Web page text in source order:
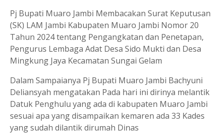
Pj Bupati Muaro Jambi Membacakan Surat Keputusan
(SK) LAM Jambi Kabupaten Muaro Jambi Nomor 20
Tahun 2024 tentang Pengangkatan dan Penetapan,
Pengurus Lembaga Adat Desa Sido Mukti dan Desa
Mingkung Jaya Kecamatan Sungai Gelam
Dalam Sampaianya Pj Bupati Muaro Jambi Bachyuni
Deliansyah mengatakan Pada hari ini dirinya melantik
Datuk Penghulu yang ada di kabupaten Muaro Jambi
sesuai apa yang disampaikan kemaren ada 33 Kades
yang sudah dilantik dirumah Dinas